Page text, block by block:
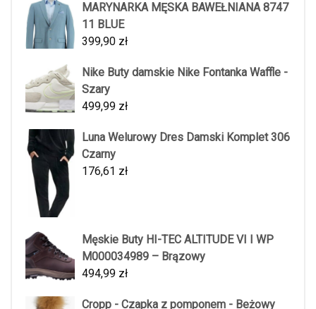
MARYNARKA MĘSKA BAWEŁNIANA 8747
11 BLUE
399,90 zł
Nike Buty damskie Nike Fontanka Waffle -
Szary
499,99 zł
Luna Welurowy Dres Damski Komplet 306
Czarny
176,61 zł
Męskie Buty HI-TEC ALTITUDE VI I WP
M000034989 – Brązowy
494,99 zł
Cropp - Czapka z pomponem - Beżowy